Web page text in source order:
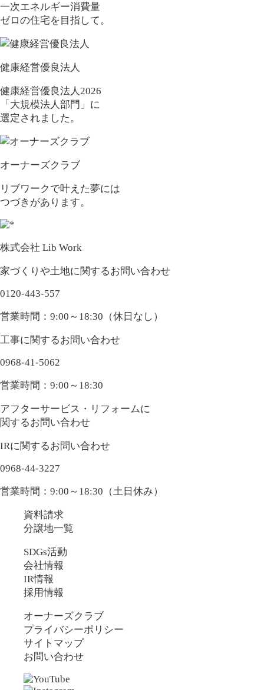
一次エネルギー消費量
ゼロの住宅を目指して。
健康経営優良法人
健康経営優良法人2026
「大規模法人部門」に
選定されました。
オーナーズクラブ
リブワークで叶えた夢には
つづきがあります。
株式会社 Lib Work
家づくりや土地に関するお問い合わせ
0120-443-557
営業時間：9:00～18:30（休日なし）
工事に関するお問い合わせ
0968-41-5062
営業時間：9:00～18:30
アフターサービス・リフォームに
関するお問い合わせ
IRに関するお問い合わせ
0968-44-3227
営業時間：9:00～18:30（土日休み）
資料請求
分譲地一覧
SDGs活動
会社情報
IR情報
採用情報
オーナーズクラブ
プライバシーポリシー
サイトマップ
お問い合わせ